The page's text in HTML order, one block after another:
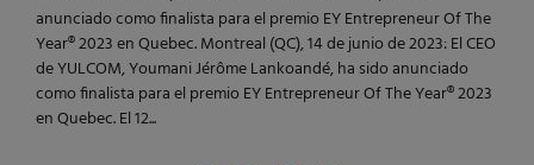
anunciado como finalista para el premio EY Entrepreneur Of The
Year® 2023 en Quebec. Montreal (QC), 14 de junio de 2023: El CEO
de YULCOM, Youmani Jérôme Lankoandé, ha sido anunciado
como finalista para el premio EY Entrepreneur Of The Year® 2023
en Quebec. El 12...